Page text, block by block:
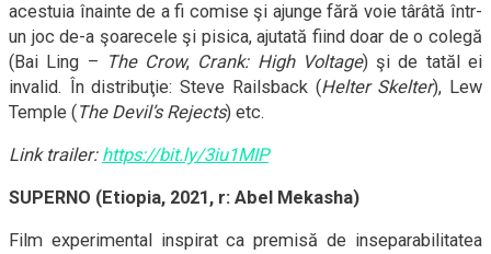
acestuia înainte de a fi comise şi ajunge fără voie târâtă într-
un joc de-a şoarecele şi pisica, ajutată fiind doar de o colegă
(Bai Ling – The Crow, Crank: High Voltage) şi de tatăl ei
invalid. În distribuţie: Steve Railsback (Helter Skelter), Lew
Temple (The Devil’s Rejects) etc.
Link trailer: https://bit.ly/3iu1MIP
SUPERNO (Etiopia, 2021, r: Abel Mekasha)
Film experimental inspirat ca premisă de inseparabilitatea